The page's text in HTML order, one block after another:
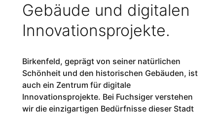
Gebäude und digitalen
Innovationsprojekte.
Birkenfeld, geprägt von seiner natürlichen
Schönheit und den historischen Gebäuden, ist
auch ein Zentrum für digitale
Innovationsprojekte. Bei Fuchsiger verstehen
wir die einzigartigen Bedürfnisse dieser Stadt